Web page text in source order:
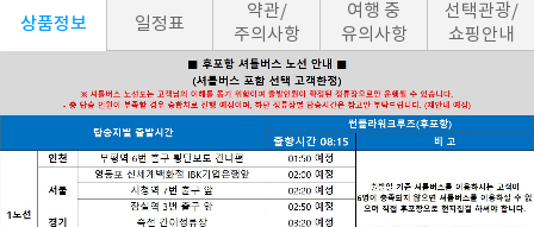
상품정보 일정표
약관/
주의사항
여행 중
유의사항
선택관광/
쇼핑안내